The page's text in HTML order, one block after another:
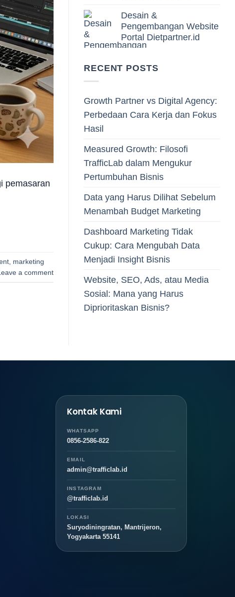
pemasaran
marketing
a comment
Desain &
Pengembangan Website
Portal Dietpartner.id
RECENT POSTS
Growth Partner vs Digital Agency:
Perbedaan Cara Kerja dan Fokus
Hasil
Measured Growth: Filosofi
TrafficLab dalam Mengukur
Pertumbuhan Bisnis
Data yang Harus Dilihat Sebelum
Menambah Budget Marketing
Dashboard Marketing Tidak
Cukup: Cara Mengubah Data
Menjadi Insight Bisnis
Website, SEO, Ads, atau Media
Sosial: Mana yang Harus
Diprioritaskan Bisnis?
Kontak Kami
WHATSAPP
0856-2586-822
EMAIL
admin@trafficlab.id
INSTAGRAM
@trafficlab.id
LOKASI
Suryodiningratan, Mantrijeron,
Yogyakarta 55141